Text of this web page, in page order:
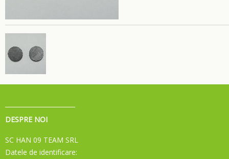
DESPRE NOI
SC HAN 09 TEAM SRL
Datele de identificare: